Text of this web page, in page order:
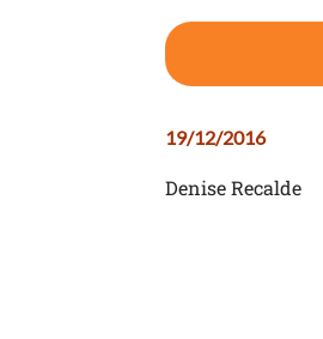
19/12/2016
Denise Recalde